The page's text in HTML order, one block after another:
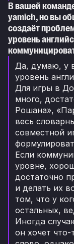
В вашей
yamich, но вы
создаёт
уровень
Да, думаю, у
уровень
Для игры в
много,
Рошана»,
весь
совместной
Если
уровне,
достаточно
и делать их
том, что у
остальных,
Иногда
он хочет что-